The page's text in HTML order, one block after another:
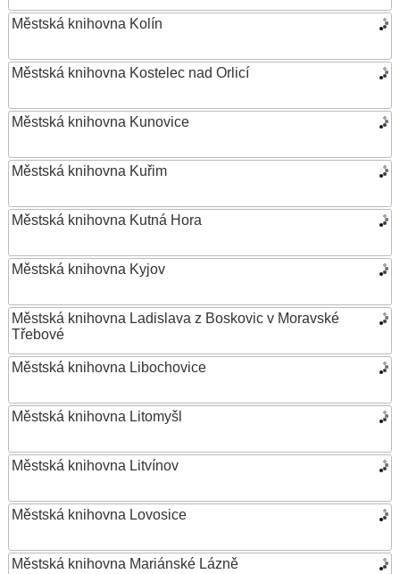
Městská knihovna Kolín
Městská knihovna Kostelec nad Orlicí
Městská knihovna Kunovice
Městská knihovna Kuřim
Městská knihovna Kutná Hora
Městská knihovna Kyjov
Městská knihovna Ladislava z Boskovic v Moravské
Třebové
Městská knihovna Libochovice
Městská knihovna Litomyšl
Městská knihovna Litvínov
Městská knihovna Lovosice
Městská knihovna Mariánské Lázně